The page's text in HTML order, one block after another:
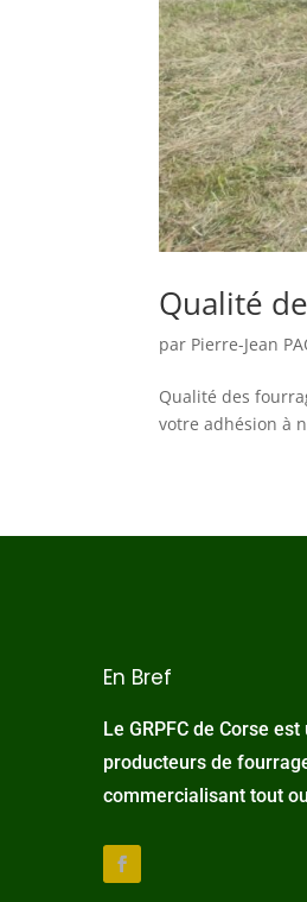
Qualité
par Pierre-Jean
Qualité des
votre adhésion à
En Bref
Le GRPFC de Corse
producteurs de
commercialisant tout